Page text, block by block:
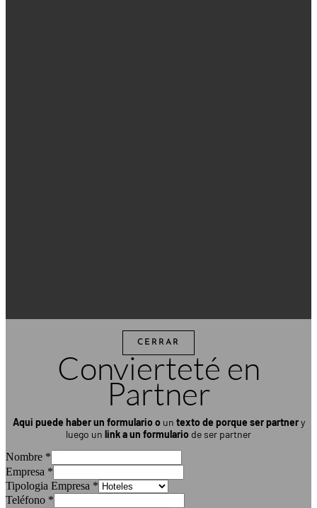
CERRAR
Convierteté en
Partner
Aqui puede haber un formulario oun texto de porque ser partnery
luego un link a un formulario de ser partner
Nombre *
Empresa *
Tipologia Empresa *
Teléfono *